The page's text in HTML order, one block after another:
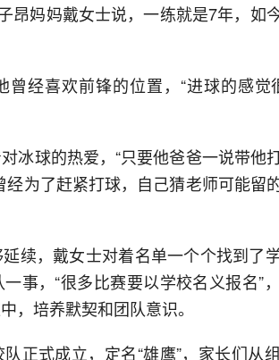
昂妈妈戴女士说，一练就是7年，如
曾经喜欢前锋的位置，“进球的感觉
冰球的热爱，“只要他爸爸一说带他
为了赶紧打球，自己猜老师可能留
续，戴女士对着名单一个个找到了
事，“很多比赛要以学校名义报名”
，培养默契和团队意识。
正式成立，定名“雄鹰”，家长们从